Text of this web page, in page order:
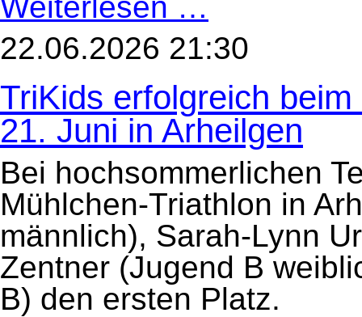
Liga-
Podium
für
unsere
Mannschaft
beim
Heinerman!
22.06.2026 21:30
TriKids erfolgreich
21. Juni in Arheilgen
Bei hochsommerlichen
Mühlchen-Triathlon in
männlich), Sarah-Lynn
Zentner (Jugend B
B) den ersten Platz.